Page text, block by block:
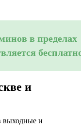
в пределах
и
выходные и